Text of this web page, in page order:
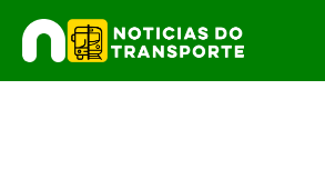
para
o